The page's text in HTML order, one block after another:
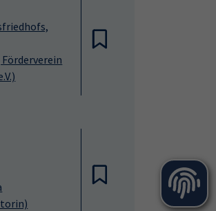
Förderverein